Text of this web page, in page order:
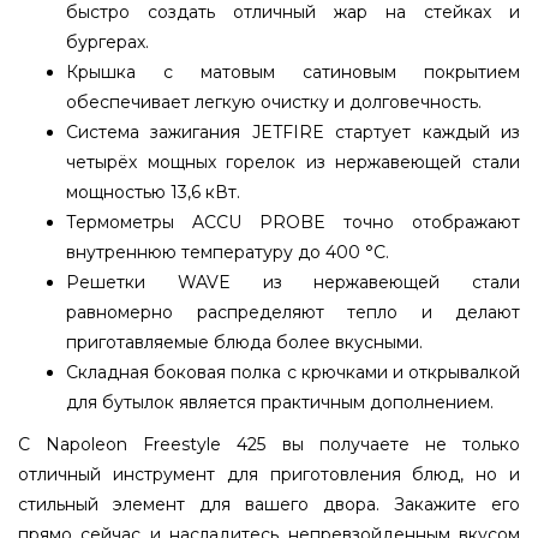
быстро создать отличный жар на стейках и
бургерах.
Крышка с матовым сатиновым покрытием
обеспечивает легкую очистку и долговечность.
Система зажигания JETFIRE стартует каждый из
четырёх мощных горелок из нержавеющей стали
мощностью 13,6 кВт.
Термометры ACCU PROBE точно отображают
внутреннюю температуру до 400 °C.
Решетки WAVE из нержавеющей стали
равномерно распределяют тепло и делают
приготавляемые блюда более вкусными.
Складная боковая полка с крючками и открывалкой
для бутылок является практичным дополнением.
С Napoleon Freestyle 425 вы получаете не только
отличный инструмент для приготовления блюд, но и
стильный элемент для вашего двора. Закажите его